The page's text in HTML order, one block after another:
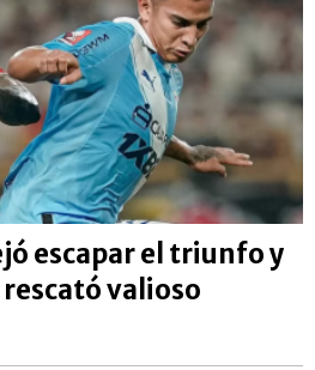
escapar el triunfo y
valioso